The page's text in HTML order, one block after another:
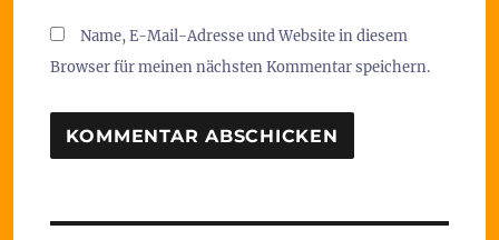
Name, E-Mail-Adresse und Website in diesem
Browser für meinen nächsten Kommentar speichern.